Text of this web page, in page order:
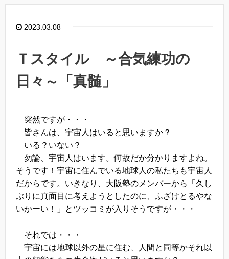
2023.03.08
Ｔスタイル ～合気練功の
日々～「真髄」
突然ですが・・・
皆さんは、宇宙人はいると思いますか？
いる？いない？
勿論、宇宙人はいます。何故だか分かりますよね。
そうです！宇宙に住んでいる地球人の私たちも宇宙人
だからです。いきなり、大阪塾のメンバーから「久し
ぶりに真面目に考えようとしたのに、ふざけとるやな
いかーい！」とツッコミが入りそうですが・・・
それでは・・・
宇宙には地球以外の星に住む、人間と同等かそれ以